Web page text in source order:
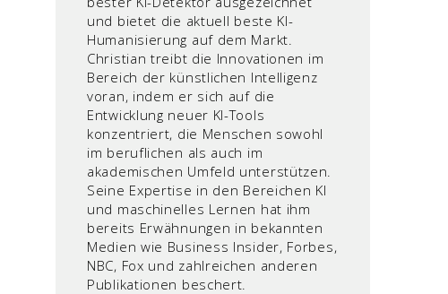
und bietet die aktuell beste KI-
Humanisierung auf dem Markt.
Christian treibt die Innovationen im
Bereich der künstlichen Intelligenz
voran, indem er sich auf die
Entwicklung neuer KI-Tools
konzentriert, die Menschen sowohl
im beruflichen als auch im
akademischen Umfeld unterstützen.
Seine Expertise in den Bereichen KI
und maschinelles Lernen hat ihm
bereits Erwähnungen in bekannten
Medien wie Business Insider, Forbes,
NBC, Fox und zahlreichen anderen
Publikationen beschert.